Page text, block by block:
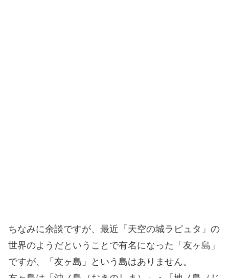
ちなみに余談ですが、最近「天空の城ラピュタ」の
世界のようだということで有名になった「友ヶ島」
ですが、「友ヶ島」という島はありません。